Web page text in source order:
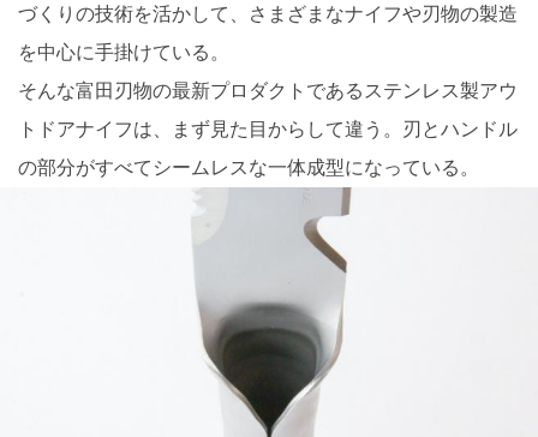
づくりの技術を活かして、さまざまなナイフや刃物の製造
を中心に手掛けている。
そんな富田刃物の最新プロダクトであるステンレス製アウ
トドアナイフは、まず見た目からして違う。刃とハンドル
の部分がすべてシームレスな一体成型になっている。